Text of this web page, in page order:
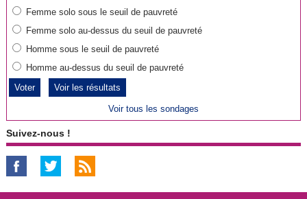
Femme solo sous le seuil de pauvreté
Femme solo au-dessus du seuil de pauvreté
Homme sous le seuil de pauvreté
Homme au-dessus du seuil de pauvreté
Voir les résultats
Voir tous les sondages
Suivez-nous !